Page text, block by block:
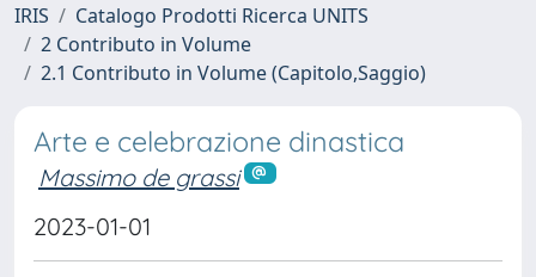
IRIS
Catalogo Prodotti Ricerca UNITS
2 Contributo in Volume
2.1 Contributo in Volume (Capitolo,Saggio)
Arte e celebrazione dinastica
Massimo de grassi
2023-01-01